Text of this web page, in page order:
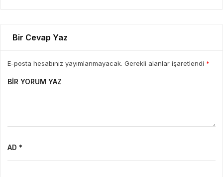
Bir Cevap Yaz
E-posta hesabınız yayımlanmayacak. Gerekli alanlar işaretlendi *
BIR YORUM YAZ
AD *